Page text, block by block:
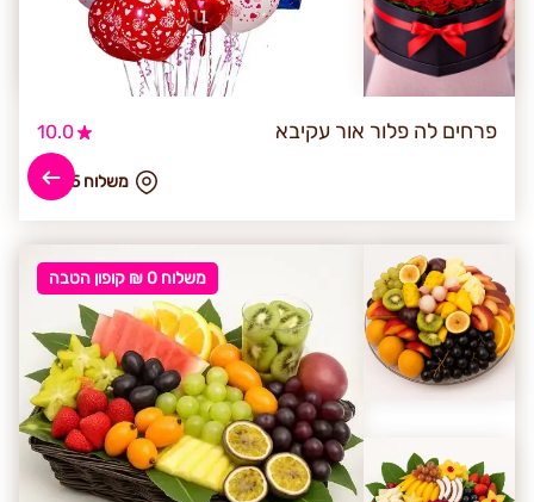
פרחים לה פלור אור עקיבא 10.0
₪ משלוח 55
משלוח 0 ₪ קופון הטבה